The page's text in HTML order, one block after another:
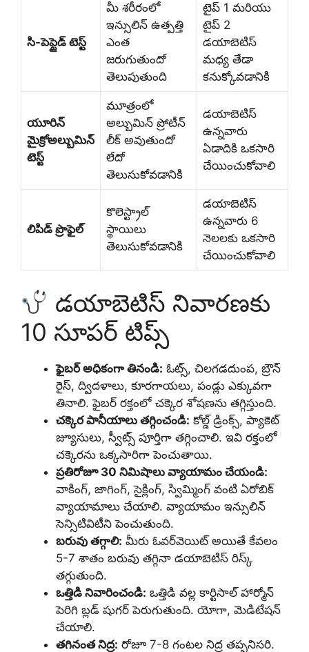
సి-పెప్టైడ్ టెస్ట్
మీ శరీరంలో
ఇన్సులిన్ ఉత్పత్తి
ఎంత
జరుగుతుందో
తెలుపుతుంది
టైప్ 1 మరియు
టైప్ 2
డయాబెటిస్
మధ్య తేడా
కనుక్కోవడానికి
యూరిన్
మైక్రోఅల్బుమిన్
టెస్ట్
మూత్రంలో
అల్బుమిన్ ప్రోటీన్
లీక్ అవుతుందో
లేదో
తెలుసుకోవడానికి
డయాబెటిస్
ఉన్నవారు
ఏడాదికి ఒకసారి
చేయించుకోవాలి
లిపిడ్ ప్రొఫైల్
కొలెస్ట్రాల్
స్థాయిలు
తెలుసుకోవడానికి
డయాబెటిస్
ఉన్నవారు 6
నెలలకు ఒకసారి
చేయించుకోవాలి
డయాబెటిస్ నివారణకు
10 సూపర్ టిప్స్
ఫైబర్ అధికంగా తినండి: ఓట్స్, చిలగడదుంప, బ్రౌన్
రైస్, ద్విదళాలు, కూరగాయలు, పండ్లు ఎక్కువగా
తినాలి. ఫైబర్ రక్తంలో చక్కెర శోషణను తగ్గిస్తుంది.
చక్కెర పానీయాలు తగ్గించండి: కోల్డ్ డ్రింక్స్, ప్యాకెట్
జ్యూసులు, స్వీట్స్ పూర్తిగా తగ్గించాలి. ఇవి రక్తంలో
చక్కెరను ఒక్కసారిగా పెంచుతాయి.
ప్రతిరోజూ 30 నిమిషాలు వ్యాయామం చేయండి:
వాకింగ్, జాగింగ్, సైక్లింగ్, స్విమ్మింగ్ వంటి ఏరోబిక్
వ్యాయామాలు చేయాలి. వ్యాయామం ఇన్సులిన్
సెన్సిటివిటీని పెంచుతుంది.
బరువు తగ్గాలి: మీరు ఓవర్‌వెయిట్ అయితే కేవలం
5-7 శాతం బరువు తగ్గినా డయాబెటిస్ రిస్క్
తగ్గుతుంది.
ఒత్తిడి నివారించండి: ఒత్తిడి వల్ల కార్టిసాల్ హార్మోన్
పెరిగి బ్లడ్ షుగర్ పెరుగుతుంది. యోగా, మెడిటేషన్
చేయాలి.
తగినంత నిద్ర: రోజూ 7-8 గంటల నిద్ర తప్పనిసరి.